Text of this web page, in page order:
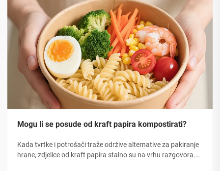
Mogu li se posude od kraft papira kompostirati?
Kada tvrtke i potrošači traže održive alternative za pakiranje
hrane, zdjelice od kraft papira stalno su na vrhu razgovora.